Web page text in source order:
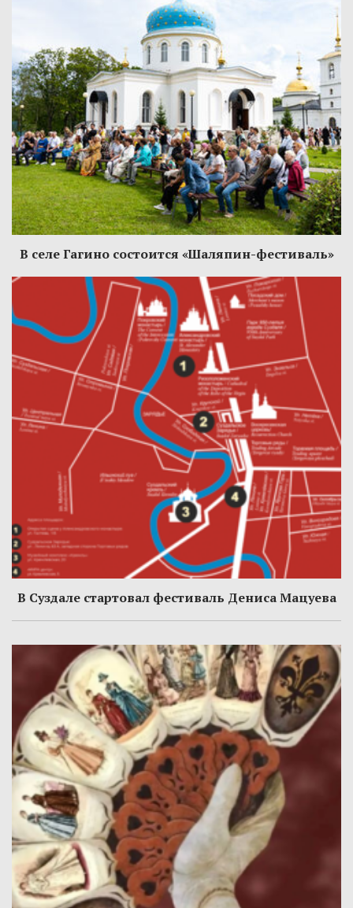
В селе Гагино состоится «Шаляпин-фестиваль»
В Суздале стартовал фестиваль Дениса Мацуева